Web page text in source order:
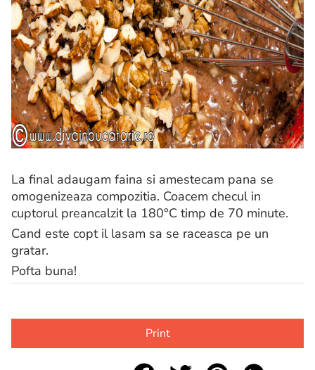
La final adaugam faina si amestecam pana se
omogenizeaza compozitia. Coacem checul in
cuptorul preancalzit la 180°C timp de 70 minute.
Cand este copt il lasam sa se raceasca pe un
gratar.
Pofta buna!
Print